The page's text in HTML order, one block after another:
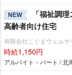
NEW
「福祉調
高齢者向け住宅
有限会社こぐまウェル
時給1,150円
アルバイト・パート / 北